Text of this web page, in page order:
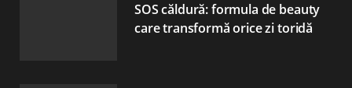
SOS căldură: formula de beauty
care transformă orice zi toridă